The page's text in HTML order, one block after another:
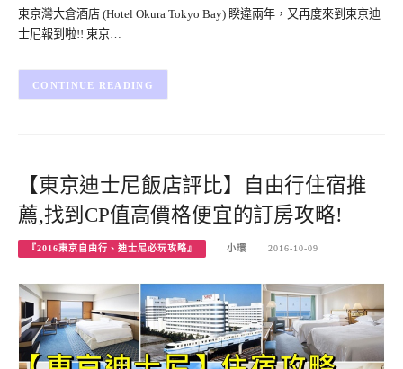
東京灣大倉酒店 (Hotel Okura Tokyo Bay) 睽違兩年，又再度來到東京迪
士尼報到啦!! 東京…
CONTINUE READING
【東京迪士尼飯店評比】自由行住宿推
薦,找到CP值高價格便宜的訂房攻略!
『2016東京自由行、迪士尼必玩攻略』 小環 2016-10-09